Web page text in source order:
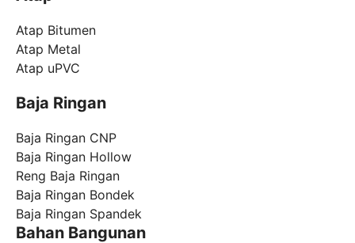
Atap Bitumen
Atap Metal
Atap uPVC
Baja Ringan
Baja Ringan CNP
Baja Ringan Hollow
Reng Baja Ringan
Baja Ringan Bondek
Baja Ringan Spandek
Bahan Bangunan